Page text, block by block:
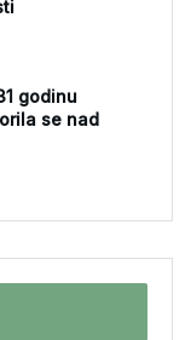
godinu
se nad